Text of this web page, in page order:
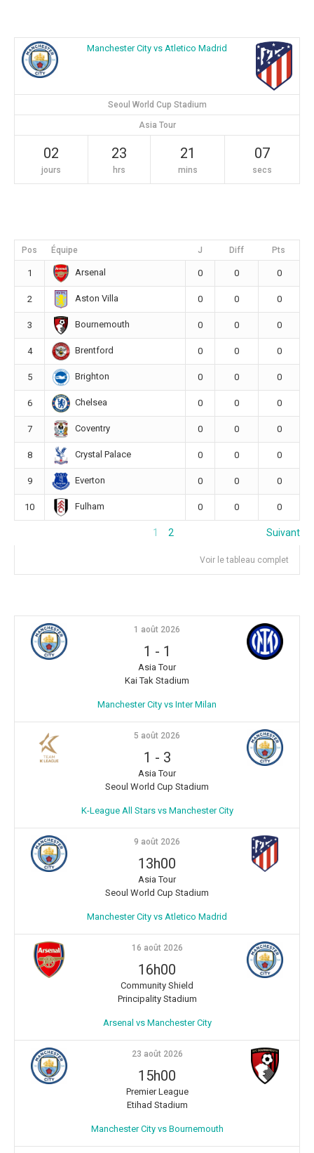
Manchester City vs Atletico Madrid
Seoul World Cup Stadium
Asia Tour
02
jours
23
hrs
21
mins
06
secs
Pos Équipe J Diff Pts
1 Arsenal 0 0 0
2 Aston Villa 0 0 0
3 Bournemouth 0 0 0
4 Brentford 0 0 0
5 Brighton 0 0 0
6 Chelsea 0 0 0
7 Coventry 0 0 0
8 Crystal Palace 0 0 0
9 Everton 0 0 0
10 Fulham 0 0 0
1 2 Suivant
Voir le tableau complet
1 août 2026
1 - 1
Asia Tour
Kai Tak Stadium
Manchester City vs Inter Milan
5 août 2026
1 - 3
Asia Tour
Seoul World Cup Stadium
K-League All Stars vs Manchester City
9 août 2026
13h00
Asia Tour
Seoul World Cup Stadium
Manchester City vs Atletico Madrid
16 août 2026
16h00
Community Shield
Principality Stadium
Arsenal vs Manchester City
23 août 2026
15h00
Premier League
Etihad Stadium
Manchester City vs Bournemouth